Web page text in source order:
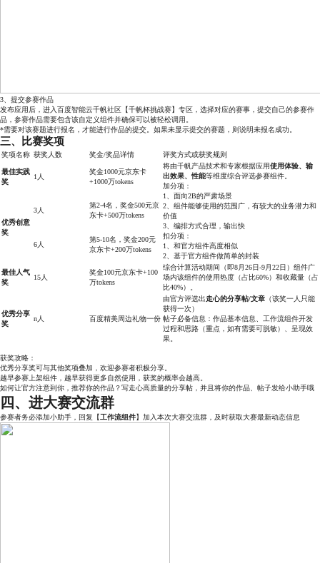
3、提交参赛作品
发布应用后，进入百度智能云千帆社区【千帆杯挑战赛】专区，选择对应的赛事，提交自己的参赛作
品，参赛作品需要包含该自定义组件并确保可以被轻松调用。
*需要对该赛题进行报名，才能进行作品的提交。如果未显示提交的赛题，则说明未报名成功。
三、比赛奖项
奖项名称 获奖人数 奖金/奖品详情 评奖方式或获奖规则
最佳实践
奖
1人
奖金1000元京东卡
+1000万tokens
将由千帆产品技术和专家根据应用使用体验、输
出效果、性能等维度综合评选参赛组件。
加分项：
1、面向2B的严肃场景
2、组件能够使用的范围广，有较大的业务潜力和
价值
3、编排方式合理，输出快
扣分项：
1、和官方组件高度相似
2、基于官方组件做简单的封装
优秀创意
奖
3人
第2-4名，奖金500元京
东卡+500万tokens
6人
第5-10名，奖金200元
京东卡+200万tokens
最佳人气
奖
15人
奖金100元京东卡+100
万tokens
综合计算活动期间（即8月26日-9月22日）组件广
场内该组件的使用热度（占比60%）和收藏量（占
比40%）。
优秀分享
奖
n人 百度精美周边礼物一份
由官方评选出走心的分享帖/文章 （该奖一人只能
获得一次）
帖子必备信息：作品基本信息、工作流组件开发
过程和思路（重点，如有需要可脱敏）、呈现效
果。
获奖攻略：
优秀分享奖可与其他奖项叠加，欢迎参赛者积极分享。
越早参赛上架组件，越早获得更多自然使用，获奖的概率会越高。
如何让官方注意到你，推荐你的作品？写走心高质量的分享帖，并且将你的作品、帖子发给小助手哦
四、进大赛交流群
参赛者务必添加小助手，回复【工作流组件】加入本次大赛交流群，及时获取大赛最新动态信息